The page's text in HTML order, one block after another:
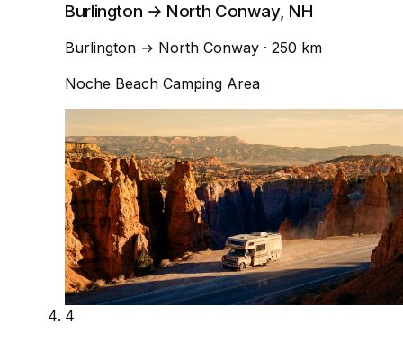
Burlington → North Conway, NH
Burlington → North Conway · 250 km
Noche Beach Camping Area
4